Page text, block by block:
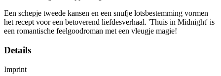
Een schepje tweede kansen en een snufje lotsbe­stemming vormen
het recept voor een beto­verend liefdesverhaal. 'Thuis in Midnight' is
een romantische feelgoodroman met een vleugje magie!
Details
Imprint